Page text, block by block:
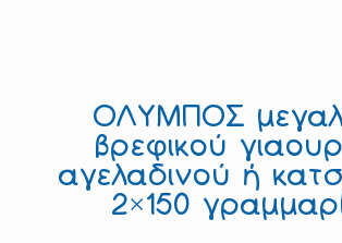
ΟΛΥΜΠΟΣ
βρεφικού
αγελαδινού ή
2×150